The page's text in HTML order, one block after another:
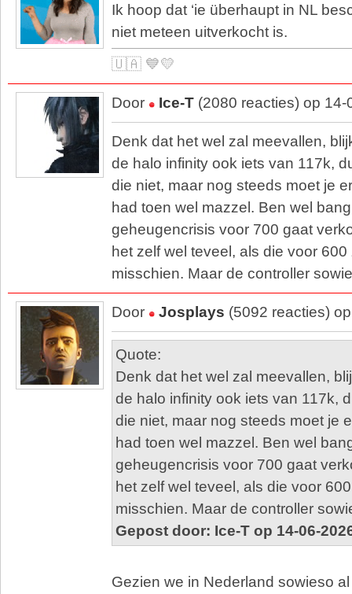
Ik hoop dat ‘ie überhaupt in NL
niet meteen uitverkocht is.
🇺🇦 💙💛
Door Ice-T (2080 reacties) op
Denk dat het wel zal meevallen,
de halo infinity ook iets van 117k,
die niet, maar nog steeds moet je
had toen wel mazzel. Ben wel
geheugencrisis voor 700 gaat
het zelf wel teveel, als die voor
misschien. Maar de controller
Door Josplays (5092 reacties)
Quote:
Denk dat het wel zal meevallen,
de halo infinity ook iets van 117k,
die niet, maar nog steeds moet je
had toen wel mazzel. Ben wel
geheugencrisis voor 700 gaat
het zelf wel teveel, als die voor
misschien. Maar de controller
Gepost door: Ice-T op 14-06-
Gezien we in Nederland sowieso